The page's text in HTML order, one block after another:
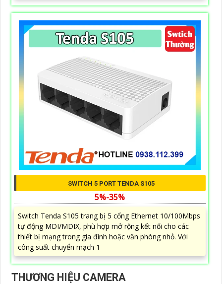
SWITCH 5 PORT TENDA S105
5%-35%
Switch Tenda S105 trang bị 5 cổng Ethernet 10/100Mbps
tự động MDI/MDIX, phù hợp mở rộng kết nối cho các
thiết bị mạng trong gia đình hoặc văn phòng nhỏ. Với
công suất chuyển mạch 1
THƯƠNG HIỆU CAMERA